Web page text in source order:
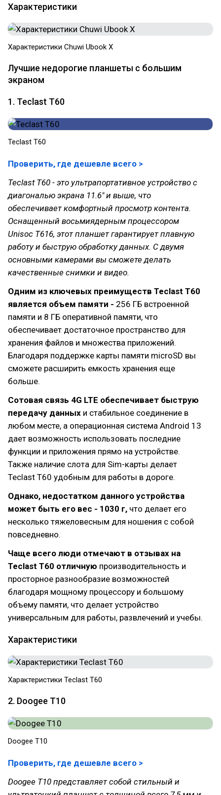
Характеристики
Характеристики Chuwi Ubook X
Лучшие недорогие планшеты с большим
экраном
1. Teclast T60
Teclast T60
Проверить, где дешевле всего >
Teclast T60 - это ультрапортативное устройство с
диагональю экрана 11.6" и выше, что
обеспечивает комфортный просмотр контента.
Оснащенный восьмиядерным процессором
Unisoc T616, этот планшет гарантирует плавную
работу и быструю обработку данных. С двумя
основными камерами вы сможете делать
качественные снимки и видео.
Одним из ключевых преимуществ Teclast T60
является объем памяти - 256 ГБ встроенной
памяти и 8 ГБ оперативной памяти, что
обеспечивает достаточное пространство для
хранения файлов и множества приложений.
Благодаря поддержке карты памяти microSD вы
сможете расширить емкость хранения еще
больше.
Сотовая связь 4G LTE обеспечивает быструю
передачу данных и стабильное соединение в
любом месте, а операционная система Android 13
дает возможность использовать последние
функции и приложения прямо на устройстве.
Также наличие слота для Sim-карты делает
Teclast T60 удобным для работы в дороге.
Однако, недостатком данного устройства
может быть его вес - 1030 г, что делает его
несколько тяжеловесным для ношения с собой
повседневно.
Чаще всего люди отмечают в отзывах на
Teclast T60 отличную производительность и
просторное разнообразие возможностей
благодаря мощному процессору и большому
объему памяти, что делает устройство
универсальным для работы, развлечений и учебы.
Характеристики
Характеристики Teclast T60
2. Doogee T10
Doogee T10
Проверить, где дешевле всего >
Doogee T10 представляет собой стильный и